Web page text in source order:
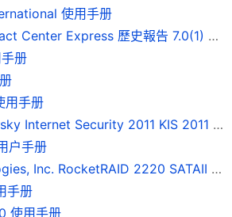
使用手册
Cisco Unified Contact Center Express 歷史報告 7.0(1) 版使用手冊
册
用手册
eRaySecure Kaspersky Internet Security 2011 KIS 2011 使用手册
户手册
HighPoint Technologies, Inc. RocketRAID 2220 SATAII 磁碟陣列卡 使用手冊
手册
使用手册